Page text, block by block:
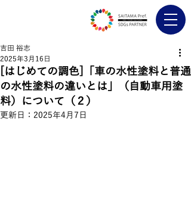
[はじめての調色]「車の水性塗料と普通
の水性塗料の違いとは」（自動車用塗
料）について（２）
吉田 裕志
2025年3月16日
更新日： 2025年4月7日